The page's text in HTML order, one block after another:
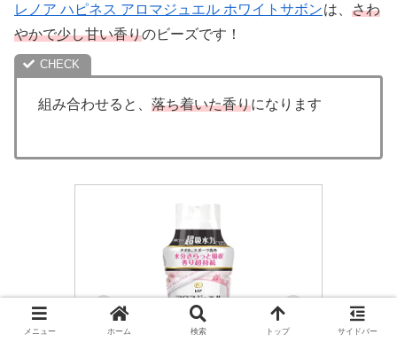
レノア ハピネス アロマジュエル ホワイトサボンは、 さわ
やかで少し甘い香りのビーズです！
組み合わせると、 落ち着いた香りになります
メニュー ホーム 検索 トップ サイドバー